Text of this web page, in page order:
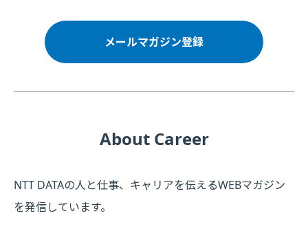
メールマガジン登録
About Career
NTT DATAの人と仕事、キャリアを伝えるWEBマガジン
を発信しています。